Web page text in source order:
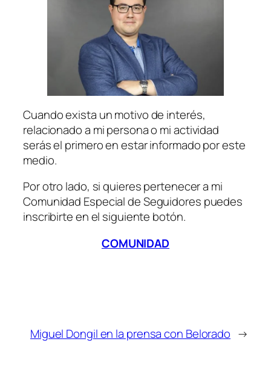
Cuando exista un motivo de interés,
relacionado a mi persona o mi actividad
serás el primero en estar informado por este
medio.
Por otro lado, si quieres pertenecer a mi
Comunidad Especial de Seguidores puedes
inscribirte en el siguiente botón.
COMUNIDAD
Miguel Dongil en la prensa con Belorado →